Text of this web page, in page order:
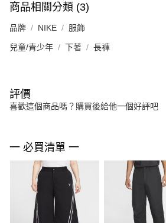
商品相關分類 (3)
品牌 NIKE 服飾
兒童/青少年 下著 長褲
評價
喜歡這個商品嗎？購買後給他一個好評吧
一 必買清單 一